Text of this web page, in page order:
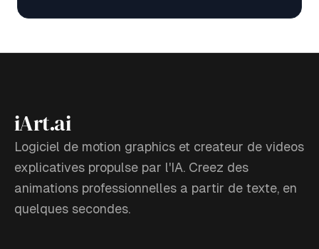
iArt.ai
Logiciel de motion graphics et createur de videos
explicatives propulse par l'IA. Creez des
animations professionnelles a partir de texte, en
quelques secondes.